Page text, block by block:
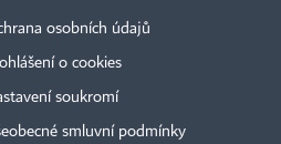
osobních údajů
o cookies
soukromí
smluvní podmínky